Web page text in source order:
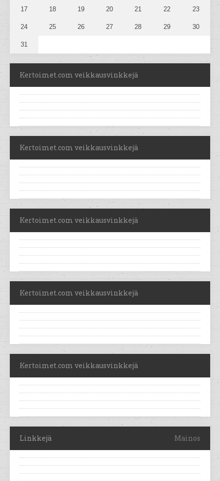
17 18 19 20 21 22 23
24 25 26 27 28 29 30
31
Kertoimet.com veikkausvinkkejä
Kertoimet.com veikkausvinkkejä
Kertoimet.com veikkausvinkkejä
Kertoimet.com veikkausvinkkejä
Kertoimet.com veikkausvinkkejä
Linkkejä Mainos